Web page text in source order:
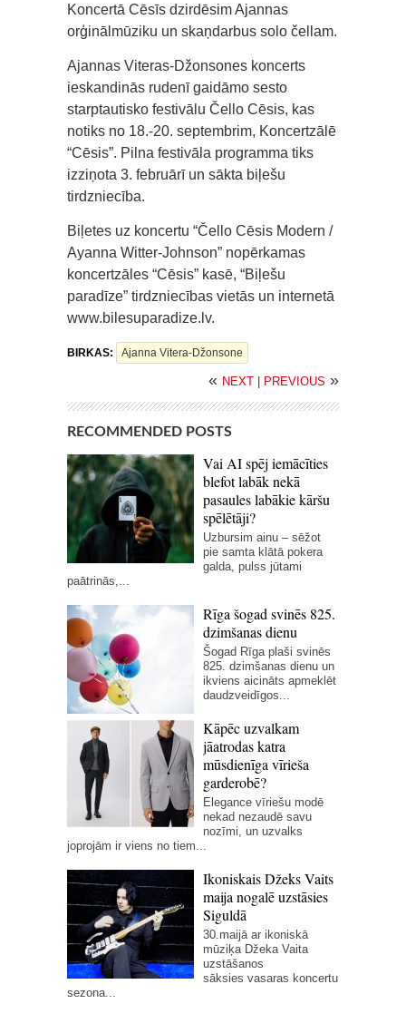
Koncertā Cēsīs dzirdēsim Ajannas
orģinālmūziku un skaņdarbus solo čellam.
Ajannas Viteras-Džonsones koncerts
ieskandinās rudenī gaidāmo sesto
starptautisko festivālu Čello Cēsis, kas
notiks no 18.-20. septembrim, Koncertzālē
“Cēsis”. Pilna festivāla programma tiks
izziņota 3. februārī un sākta biļešu
tirdzniecība.
Biļetes uz koncertu “Čello Cēsis Modern /
Ayanna Witter-Johnson” nopērkamas
koncertzāles “Cēsis” kasē, “Biļešu
paradīze” tirdzniecības vietās un internetā
www.bilesuparadize.lv.
BIRKAS: Ajanna Vitera-Džonsone
« NEXT PREVIOUS »
RECOMMENDED POSTS
Vai AI spēj iemācīties
blefot labāk nekā
pasaules labākie kāršu
spēlētāji?
Uzbursim ainu – sēžot
pie samta klātā pokera
galda, pulss jūtami
paātrinās,...
Rīga šogad svinēs 825.
dzimšanas dienu
Šogad Rīga plaši svinēs
825. dzimšanas dienu un
ikviens aicināts apmeklēt
daudzveidīgos...
Kāpēc uzvalkam
jāatrodas katra
mūsdienīga vīrieša
garderobē?
Elegance vīriešu modē
nekad nezaudē savu
nozīmi, un uzvalks
joprojām ir viens no tiem...
Ikoniskais Džeks Vaits
maija nogalē uzstāsies
Siguldā
30.maijā ar ikoniskā
mūziķa Džeka Vaita
uzstāšanos
sāksies vasaras koncertu
sezona...